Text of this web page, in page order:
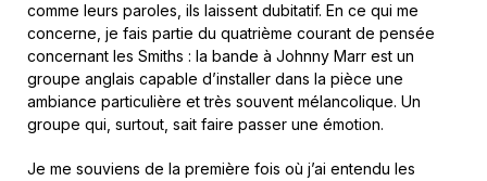
comme leurs paroles, ils laissent dubitatif. En ce qui me
concerne, je fais partie du quatrième courant de pensée
concernant les Smiths : la bande à Johnny Marr est un
groupe anglais capable d’installer dans la pièce une
ambiance particulière et très souvent mélancolique. Un
groupe qui, surtout, sait faire passer une émotion.
Je me souviens de la première fois où j’ai entendu les